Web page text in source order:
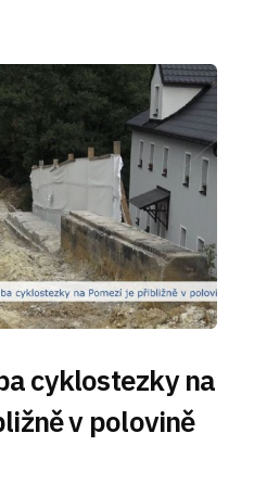
cyklostezky na
v polovině